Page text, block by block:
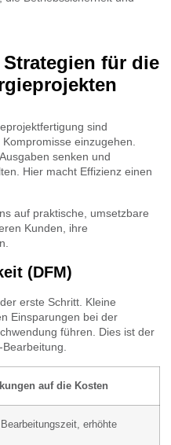
für die
sind
einzugehen.
senken und
Hier macht Effizienz einen
auf praktische, umsetzbare
Kunden, ihre
(DFM)
erste Schritt. Kleine
Einsparungen bei der
führen. Dies ist der
auf die Kosten
Bearbeitungszeit, erhöhte